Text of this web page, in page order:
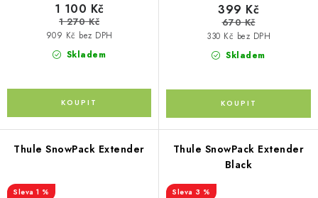
Skladem
909 Kč bez DPH
1 100 Kč
1 270 Kč
Skladem
330 Kč bez DPH
399 Kč
670 Kč
Thule SnowPack Extender
1 %
Thule SnowPack Extender
Black
3 %